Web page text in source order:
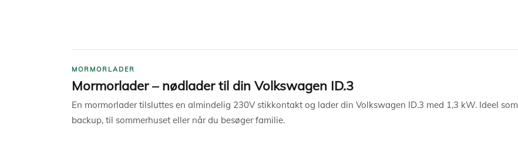
MORMORLADER
Mormorlader – nødlader til din Volkswagen ID.3
En mormorlader tilsluttes en almindelig 230V stikkontakt og lader din Volkswagen ID.3 med 1,3 kW. Ideel som
backup, til sommerhuset eller når du besøger familie.